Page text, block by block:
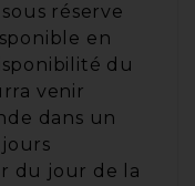
réserve
en
du
venir
dans un
du jour de la